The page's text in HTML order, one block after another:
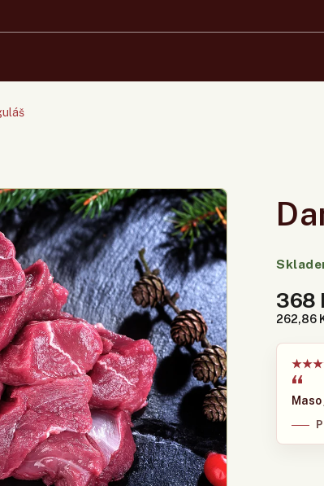
368
262,86
a spolehlivé doručení.
★★★